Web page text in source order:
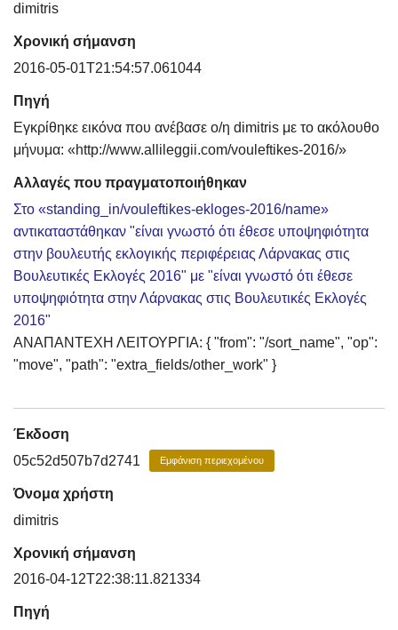
dimitris
Χρονική σήμανση
2016-05-01T21:54:57.061044
Πηγή
Εγκρίθηκε εικόνα που ανέβασε ο/η dimitris με το ακόλουθο
μήνυμα: «http://www.allileggii.com/vouleftikes-2016/»
Αλλαγές που πραγματοποιήθηκαν
Στο «standing_in/vouleftikes-ekloges-2016/name»
αντικαταστάθηκαν "είναι γνωστό ότι έθεσε υποψηφιότητα
στην βουλευτής εκλογικής περιφέρειας Λάρνακας στις
Βουλευτικές Εκλογές 2016" με "είναι γνωστό ότι έθεσε
υποψηφιότητα στην Λάρνακας στις Βουλευτικές Εκλογές
2016"
ΑΝΑΠΑΝΤΕΧΗ ΛΕΙΤΟΥΡΓΙΑ: { "from": "/sort_name", "op":
"move", "path": "extra_fields/other_work" }
Έκδοση
05c52d507b7d2741
Εμφάνιση περιεχομένου
Όνομα χρήστη
dimitris
Χρονική σήμανση
2016-04-12T22:38:11.821334
Πηγή